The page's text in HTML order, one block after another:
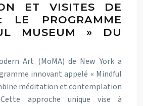
ET VISITES DE
LE PROGRAMME
MUSEUM » DU
Art (MoMA) de New York a
innovant appelé « Mindful
méditation et contemplation
Cette approche unique vise à